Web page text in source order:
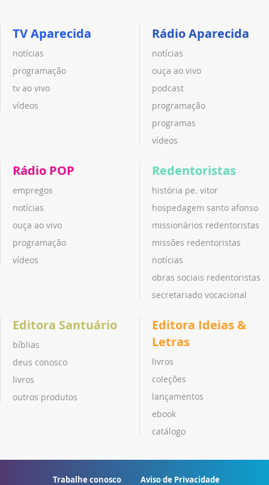
TV Aparecida
notícias
programação
tv ao vivo
vídeos
Rádio Aparecida
notícias
ouça ao vivo
podcast
programação
programas
vídeos
Rádio POP
empregos
notícias
ouça ao vivo
programação
vídeos
Redentoristas
história pe. vitor
hospedagem santo afonso
missionários redentoristas
missões redentoristas
notícias
obras sociais redentoristas
secretariado vocacional
Editora Santuário
bíblias
deus conosco
livros
outros produtos
Editora Ideias &
Letras
livros
coleções
lançamentos
ebook
catálogo
Trabalhe conosco Aviso de Privacidade